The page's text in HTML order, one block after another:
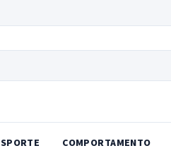
COMPORTAMENTO